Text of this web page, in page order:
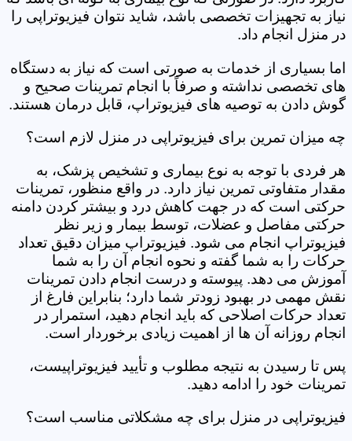
نیاز به تجهیزات تخصصی باشد، شاید نتوان فیزیوتراپی را
در منزل انجام داد.
اما بسیاری از خدمات به صورتی است که نیاز به دستگاه
های تخصصی نداشته و صرفاً با انجام تمرینات صحیح و
گوش دادن به توصیه های فیزیوتراپ، قابل درمان هستند.
چه میزان تمرین برای فیزیوتراپی در منزل لازم است؟
هر فردی با توجه به نوع بیماری و تشخیص پزشک، به
مقدار متفاوتی تمرین نیاز دارد. در واقع منظور، تمرینات
حرکتی است که در جهت کاهش درد و بیشتر کردن دامنه
حرکتی مفاصل و عضلات، توسط بیمار و زیر نظر
فیزیوتراپ انجام می شود. فیزیوتراپ میزان دقیق تعداد
حرکات را به شما گفته و نحوه انجام آن را به شما
آموزش می دهد. پیوسته و درست انجام دادن تمرینات
نقش مهمی در بهبود زودتر شما دارد؛ بنابراین فارغ از
تعداد حرکات اصلاحی که باید انجام دهید، استمرار در
انجام روزانه آن ها از اهمیت زیادی برخوردار است.
پس تا رسیدن به نتیجه مطلوب و تأیید فیزیوتراپیست،
تمرینات خود را ادامه دهید.
فیزیوتراپی در منزل برای چه مشکلاتی مناسب است؟